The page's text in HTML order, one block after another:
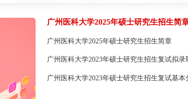
广州医科大学2025年硕士研究生招生简
广州医科大学2025年硕士研究生招生简章
广州医科大学2023年硕士研究生招生复试拟录
广州医科大学2023年硕士研究生招生复试基本